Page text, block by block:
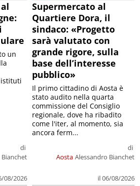
di
08/2026
un
Supermercato al
Quartiere Dora, il
sindaco: «Progetto
sarà valutato con
grande rigore, sulla
base dell’interesse
pubblico»
Aosta
di
Alessandro Bianchet
il 06/08/2026
Il primo cittadino di Aosta è
stato audito nella quarta
commissione del Consiglio
regionale, dove ha ribadito
come l'iter, al momento, sia
ancora ferm...